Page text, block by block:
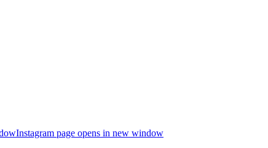
Instagram page opens in new window